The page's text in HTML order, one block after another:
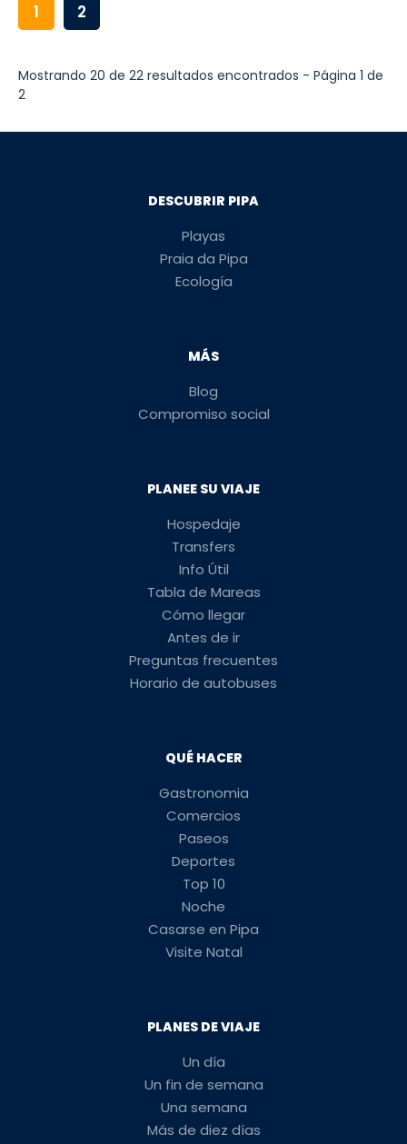
1 2
Mostrando 20 de 22 resultados encontrados - Página 1 de
2
DESCUBRIR PIPA
Playas
Praia da Pipa
Ecología
MÁS
Blog
Compromiso social
PLANEE SU VIAJE
Hospedaje
Transfers
Info Útil
Tabla de Mareas
Cómo llegar
Antes de ir
Preguntas frecuentes
Horario de autobuses
QUÉ HACER
Gastronomia
Comercios
Paseos
Deportes
Top 10
Noche
Casarse en Pipa
Visite Natal
PLANES DE VIAJE
Un día
Un fin de semana
Una semana
Más de diez días